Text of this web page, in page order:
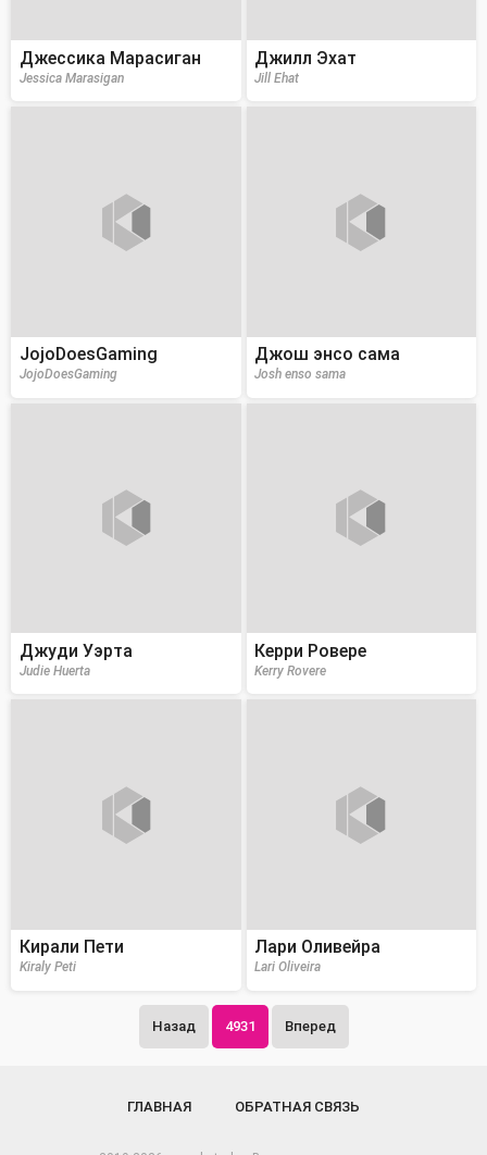
Джессика Марасиган
Jessica Marasigan
Джилл Эхат
Jill Ehat
JojoDoesGaming
JojoDoesGaming
Джош энсо сама
Josh enso sama
Джуди Уэрта
Judie Huerta
Керри Ровере
Kerry Rovere
Кирали Пети
Kiraly Peti
Лари Оливейра
Lari Oliveira
Назад 4931 Вперед
ГЛАВНАЯ ОБРАТНАЯ СВЯЗЬ